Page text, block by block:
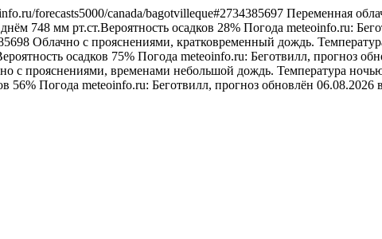
forecasts5000/canada/bagotvilleque#2734385697 Переменная
748 мм рт.ст.Вероятность осадков 28% Погода meteoinfo.ru:
Облачно с прояснениями, кратковременный дождь.
осадков 75% Погода meteoinfo.ru: Беготвилл, прогноз
с прояснениями, временами небольшой дождь. Температура
56% Погода meteoinfo.ru: Беготвилл, прогноз обновлён 06.08.2026